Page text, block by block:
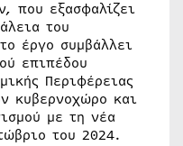
που εξασφαλίζει
του
έργο συμβάλλει
επιπέδου
Περιφέρειας
κυβερνοχώρο και
με τη νέα
του 2024.